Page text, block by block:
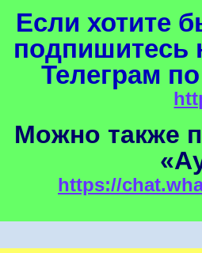
Если хотите
подпишитесь
Телеграм
Можно также
https://